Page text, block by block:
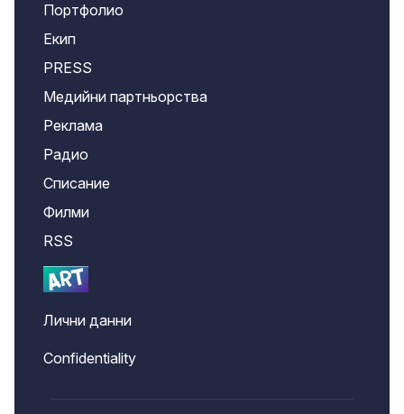
Портфолио
Екип
PRESS
Медийни партньорства
Реклама
Радио
Списание
Филми
RSS
Лични данни
Confidentiality